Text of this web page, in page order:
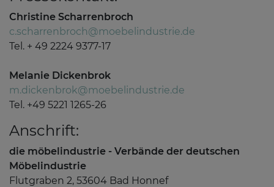
Christine Scharrenbroch
c.scharrenbroch@moebelindustrie.de
Tel. + 49 2224 9377-17
Melanie Dickenbrok
m.dickenbrok@moebelindustrie.de
Tel. +49 5221 1265-26
Anschrift:
die möbelindustrie - Verbände der deutschen
Möbelindustrie
Flutgraben 2, 53604 Bad Honnef